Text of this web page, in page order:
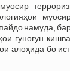
намуда,
гуногун
алоҳида бо